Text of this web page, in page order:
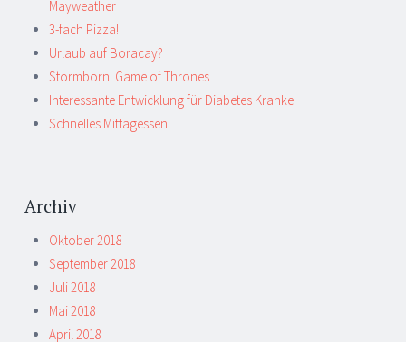
Mayweather
3-fach Pizza!
Urlaub auf Boracay?
Stormborn: Game of Thrones
Interessante Entwicklung für Diabetes Kranke
Schnelles Mittagessen
Archiv
Oktober 2018
September 2018
Juli 2018
Mai 2018
April 2018